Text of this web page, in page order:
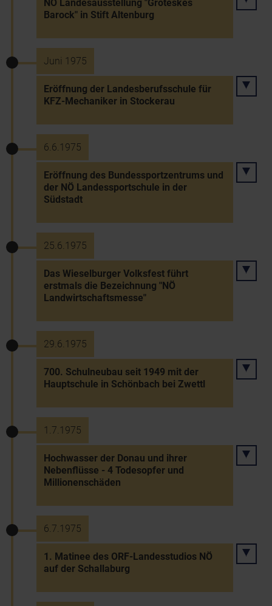
NÖ Landesausstellung "Groteskes
Barock" in Stift Altenburg
Juni 1975
Eröffnung der Landesberufsschule für
KFZ-Mechaniker in Stockerau
6.6.1975
Eröffnung des Bundessportzentrums und
der NÖ Landessportschule in der
Südstadt
25.6.1975
Das Wieselburger Volksfest führt
erstmals die Bezeichnung "NÖ
Landwirtschaftsmesse"
29.6.1975
700. Schulneubau seit 1949 mit der
Hauptschule in Schönbach bei Zwettl
1.7.1975
Hochwasser der Donau und ihrer
Nebenflüsse - 4 Todesopfer und
Millionenschäden
6.7.1975
1. Matinee des ORF-Landesstudios NÖ
auf der Schallaburg